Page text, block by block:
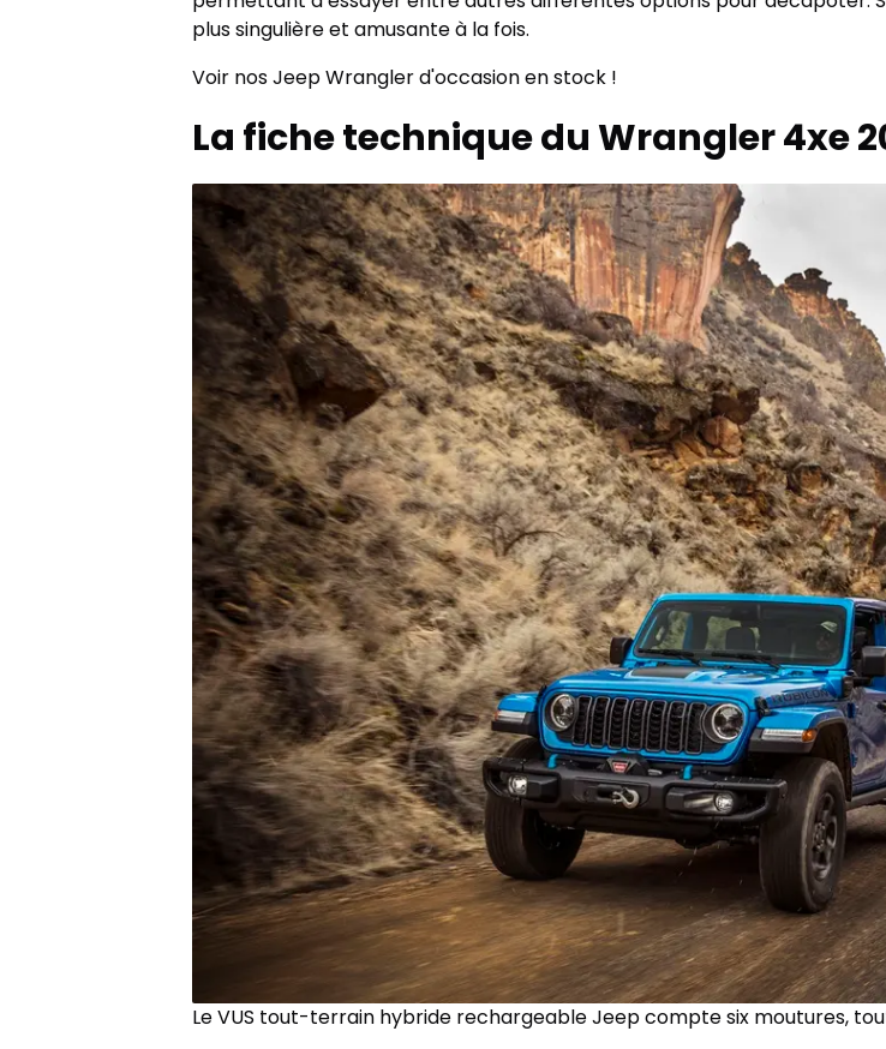
plus singulière et amusante à la fois.
Voir nos Jeep Wrangler d'occasion en stock !
La fiche technique du Wrangler 4xe
Le VUS tout-terrain hybride rechargeable Jeep compte six moutures,